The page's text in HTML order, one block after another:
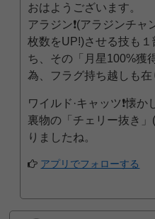
おはようございます。
アラジン❗️(アラジンチ
枚数をUP!)させる技も
ち、その「月星100%獲
為、フラグ持ち越しも在
ワイルド·キャッツ❗️懐か
裏物の「チェリー抜き
りましたね。
アプリでフォローする